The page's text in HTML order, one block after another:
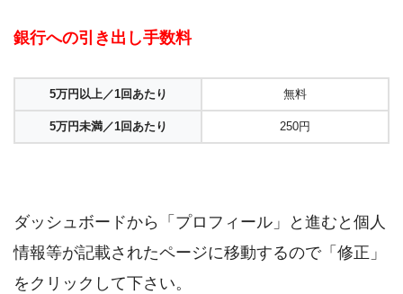
銀行への引き出し手数料
5万円以上／1回あたり 無料
5万円未満／1回あたり 250円
ダッシュボードから「プロフィール」と進むと個人
情報等が記載されたページに移動するので「修正」
をクリックして下さい。